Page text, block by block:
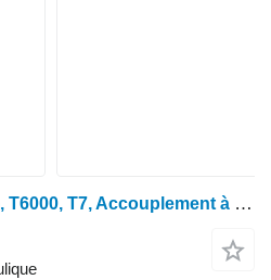
New Holland Tm140, Tm, T6000, T7, Accouplement à tiroir hydraulique 87356033, 8200531 pour tracteur à roues